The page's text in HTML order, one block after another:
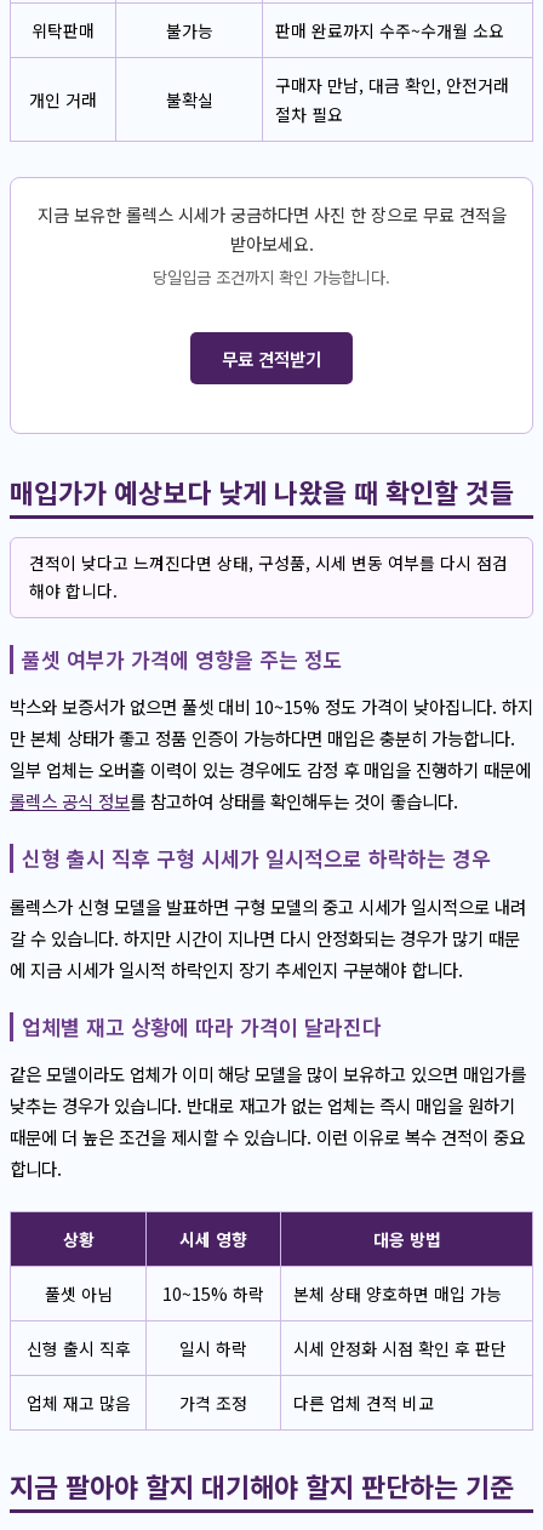
위탁판매 불가능 판매 완료까지 수주~수개월 소요
개인 거래 불확실
구매자 만남, 대금 확인, 안전거래
절차 필요
지금 보유한 롤렉스 시세가 궁금하다면 사진 한 장으로 무료 견적을
받아보세요.
당일입금 조건까지 확인 가능합니다.
무료 견적받기
매입가가 예상보다 낮게 나왔을 때 확인할 것들
견적이 낮다고 느껴진다면 상태, 구성품, 시세 변동 여부를 다시 점검
해야 합니다.
풀셋 여부가 가격에 영향을 주는 정도
박스와 보증서가 없으면 풀셋 대비 10~15% 정도 가격이 낮아집니다. 하지
만 본체 상태가 좋고 정품 인증이 가능하다면 매입은 충분히 가능합니다.
일부 업체는 오버홀 이력이 있는 경우에도 감정 후 매입을 진행하기 때문에
롤렉스 공식 정보를 참고하여 상태를 확인해두는 것이 좋습니다.
신형 출시 직후 구형 시세가 일시적으로 하락하는 경우
롤렉스가 신형 모델을 발표하면 구형 모델의 중고 시세가 일시적으로 내려
갈 수 있습니다. 하지만 시간이 지나면 다시 안정화되는 경우가 많기 때문
에 지금 시세가 일시적 하락인지 장기 추세인지 구분해야 합니다.
업체별 재고 상황에 따라 가격이 달라진다
같은 모델이라도 업체가 이미 해당 모델을 많이 보유하고 있으면 매입가를
낮추는 경우가 있습니다. 반대로 재고가 없는 업체는 즉시 매입을 원하기
때문에 더 높은 조건을 제시할 수 있습니다. 이런 이유로 복수 견적이 중요
합니다.
상황 시세 영향 대응 방법
풀셋 아님 10~15% 하락 본체 상태 양호하면 매입 가능
신형 출시 직후 일시 하락 시세 안정화 시점 확인 후 판단
업체 재고 많음 가격 조정 다른 업체 견적 비교
지금 팔아야 할지 대기해야 할지 판단하는 기준